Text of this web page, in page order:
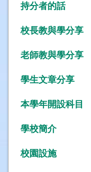
持分者的話
校長教與學分享
老師教與學分享
學生文章分享
本學年開設科目
學校簡介
校園設施